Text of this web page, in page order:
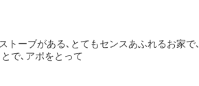
トーブがある､とてもセンスあふれるお家で､
で､アポをとって